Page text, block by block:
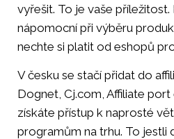
vyřešit. To je vaše
nápomocní při výběru
nechte si platit od eshopů
V česku se stačí přidat do
Dognet, Cj.com, Affiliate
získáte přístup k naprosté
programům na trhu. To jestli